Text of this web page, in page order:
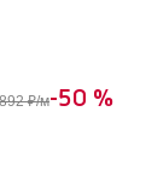
₽/м-50 %